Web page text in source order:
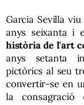
Garcia Sevilla
anys seixanta i
història de l'art
anys setanta
pictòrics al seu
convertir-se en
la